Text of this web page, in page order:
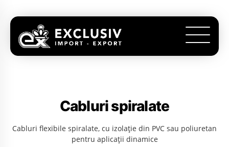
Cabluri spiralate
Cabluri flexibile spiralate, cu izolație din PVC sau poliuretan
pentru aplicații dinamice